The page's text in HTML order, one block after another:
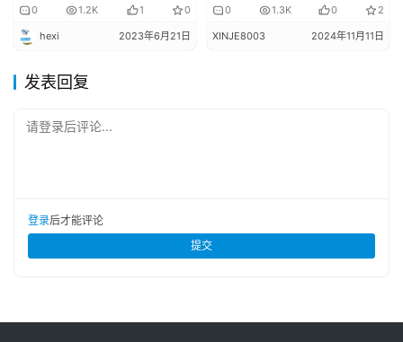
0 1.2K 1 0
hexi 2023年6月21日
0 1.3K 0 2
XINJE8003 2024年11月11日
发表回复
请登录后评论...
登录后才能评论
提交